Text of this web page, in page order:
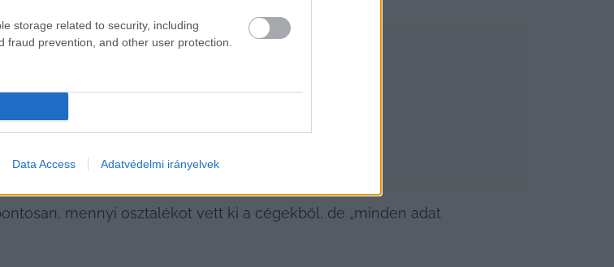
storage related to security, including
fraud prevention, and other user protection.
Data Access Adatvédelmi irányelvek
HIRDETÉS
mennyi osztalékot vett ki a cégekből, de „minden adat